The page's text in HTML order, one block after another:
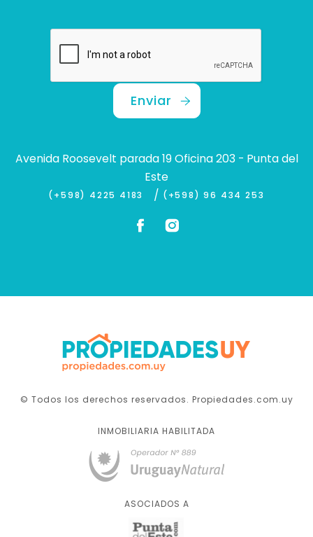
Enviar
Avenida Roosevelt parada 19 Oficina 203 - Punta del
Este
(+598) 4225 4183 / (+598) 96 434 253
© Todos los derechos reservados. Propiedades.com.uy
INMOBILIARIA HABILITADA
ASOCIADOS A